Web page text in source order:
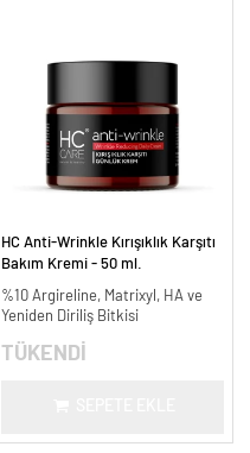
HC Anti-Wrinkle Kırışıklık Karşıtı
Bakım Kremi - 50 ml.
%10 Argireline, Matrixyl, HA ve
Yeniden Diriliş Bitkisi
TÜKENDİ